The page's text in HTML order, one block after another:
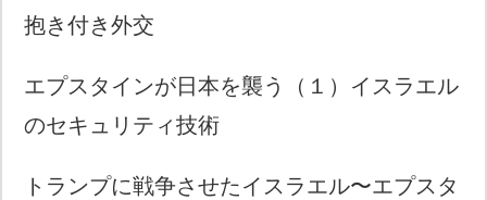
抱き付き外交
エプスタインが日本を襲う（１）イスラエル
のセキュリティ技術
トランプに戦争させたイスラエル〜エプスタ